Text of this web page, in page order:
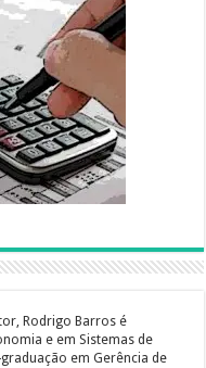
Rodrigo Barros é
e em Sistemas de
em Gerência de